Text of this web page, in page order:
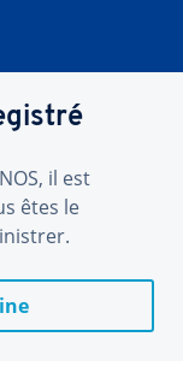
il est
êtes le